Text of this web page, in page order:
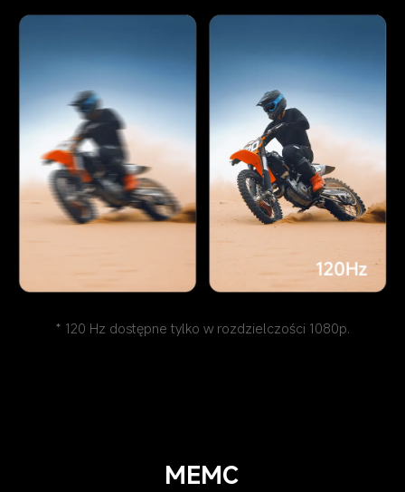
* 120 Hz dostępne tylko w rozdzielczości 1080p.
MEMC